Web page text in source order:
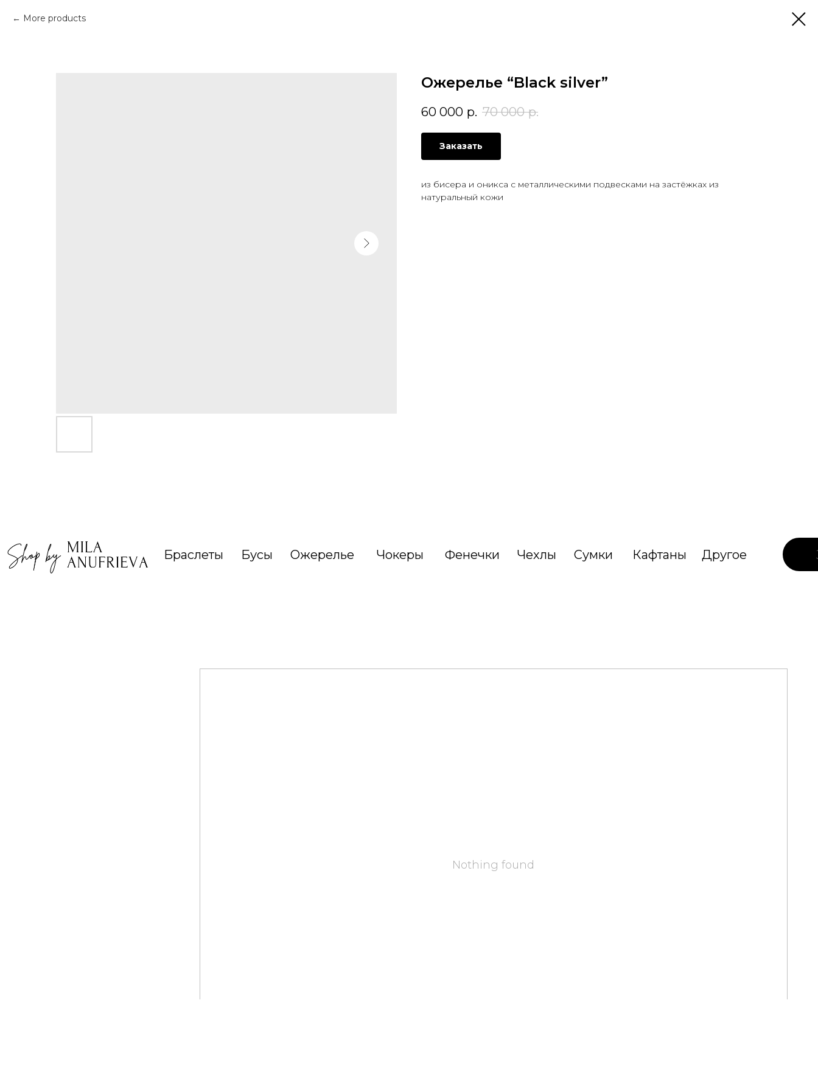
More products
Ожерелье “Black silver”
60 000 р. 70 000 р.
Заказать
из бисера и оникса с металлическими подвесками на застёжках из
натуральный кожи
Браслеты Бусы Ожерелье Чокеры Фенечки Чехлы Сумки Кафтаны Другое
Nothing found